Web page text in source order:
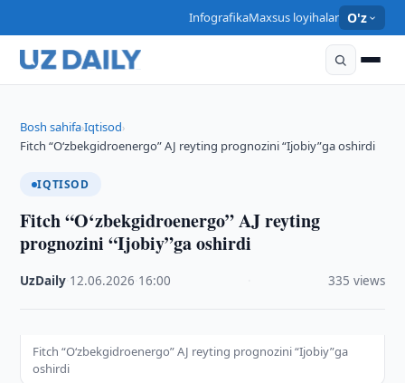
InfografikaMaxsus loyihalar O'z
Bosh sahifa›Iqtisod›
Fitch “O‘zbekgidroenergo” AJ reyting prognozini “Ijobiy”ga oshirdi
IQTISOD
Fitch “O‘zbekgidroenergo” AJ reyting
prognozini “Ijobiy”ga oshirdi
UzDaily 12.06.2026 16:00 335 views
Fitch “O‘zbekgidroenergo” AJ reyting prognozini “Ijobiy”ga
oshirdi